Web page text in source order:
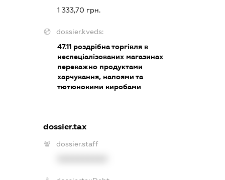
1 333,70 грн.
dossier.kveds:
47.11 роздрібна торгівля в
неспеціалізованих магазинах
переважно продуктами
харчування, напоями та
тютюновими виробами
dossier.tax
dossier.staff